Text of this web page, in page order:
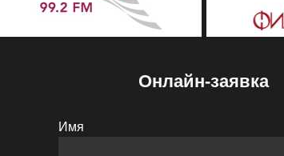
Онлайн-заявка
Имя